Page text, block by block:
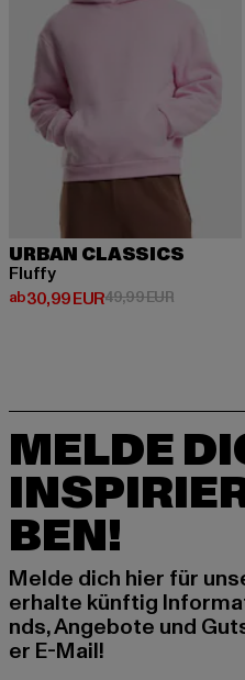
URBAN CLASSICS
Fluffy
ab30,99 EUR
Derzeitiger Preis: ab 30,99 EUR
49,99 EUR
MELDE
BEN!
Melde dich hier für
erhalte künftig
nds, Angebote und
er E-Mail!